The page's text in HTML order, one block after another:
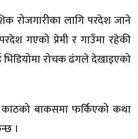
रोजगारीका लागि परदेश जाने
गएको प्रेमी र गाउँमा रहेकी
भिडियोमा रोचक ढंगले देखाइएको
बाकसमा फर्किएको कथा
।